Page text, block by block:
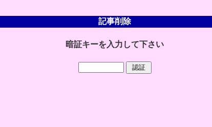
記事削除
暗証キーを入力して下さい